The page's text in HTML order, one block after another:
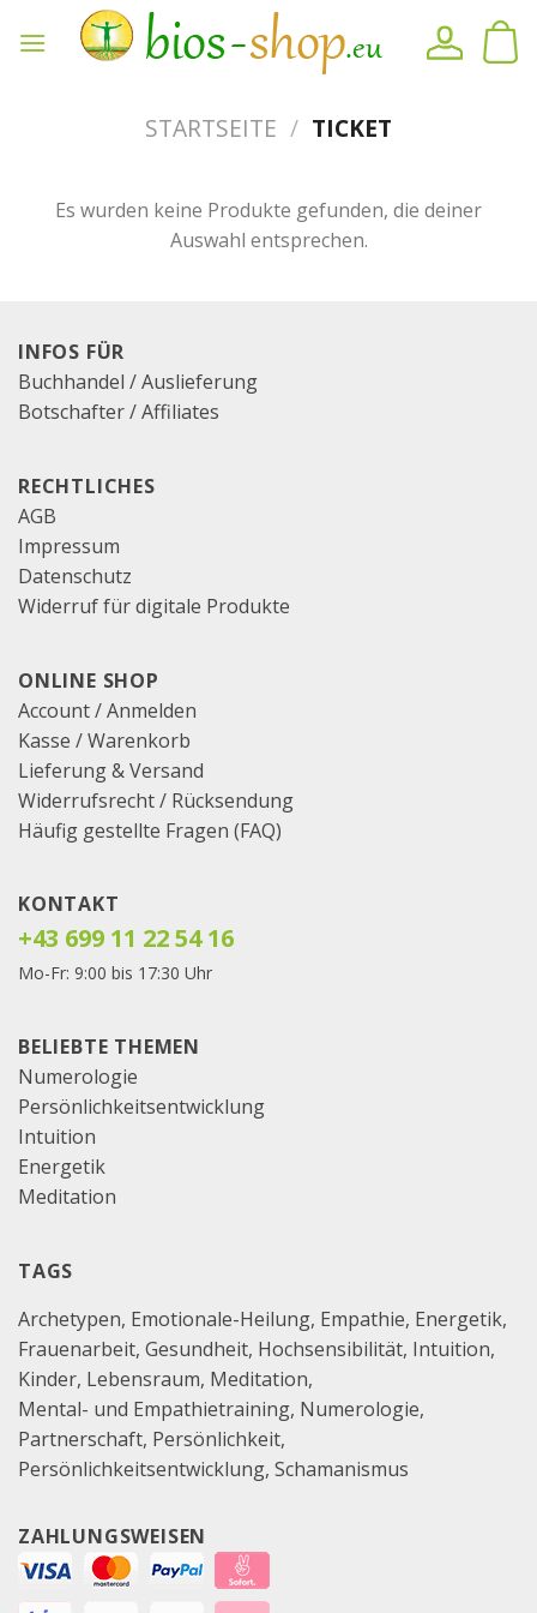
Inhalt
STARTSEITE / TICKET
Es wurden keine Produkte gefunden, die deiner
Auswahl entsprechen.
INFOS FÜR
Buchhandel / Auslieferung
Botschafter / Affiliates
RECHTLICHES
AGB
Impressum
Datenschutz
Widerruf für digitale Produkte
ONLINE SHOP
Account / Anmelden
Kasse /Warenkorb
Lieferung & Versand
Widerrufsrecht / Rücksendung
Häufig gestellte Fragen (FAQ)
KONTAKT
+43 699 11 22 54 16
Mo-Fr: 9:00 bis 17:30 Uhr
BELIEBTE THEMEN
Numerologie
Persönlichkeitsentwicklung
Intuition
Energetik
Meditation
TAGS
Archetypen Emotionale-Heilung Empathie Energetik
Frauenarbeit Gesundheit Hochsensibilität Intuition
Kinder Lebensraum Meditation
Mental- und Empathietraining Numerologie
Partnerschaft Persönlichkeit
Persönlichkeitsentwicklung Schamanismus
ZAHLUNGSWEISEN